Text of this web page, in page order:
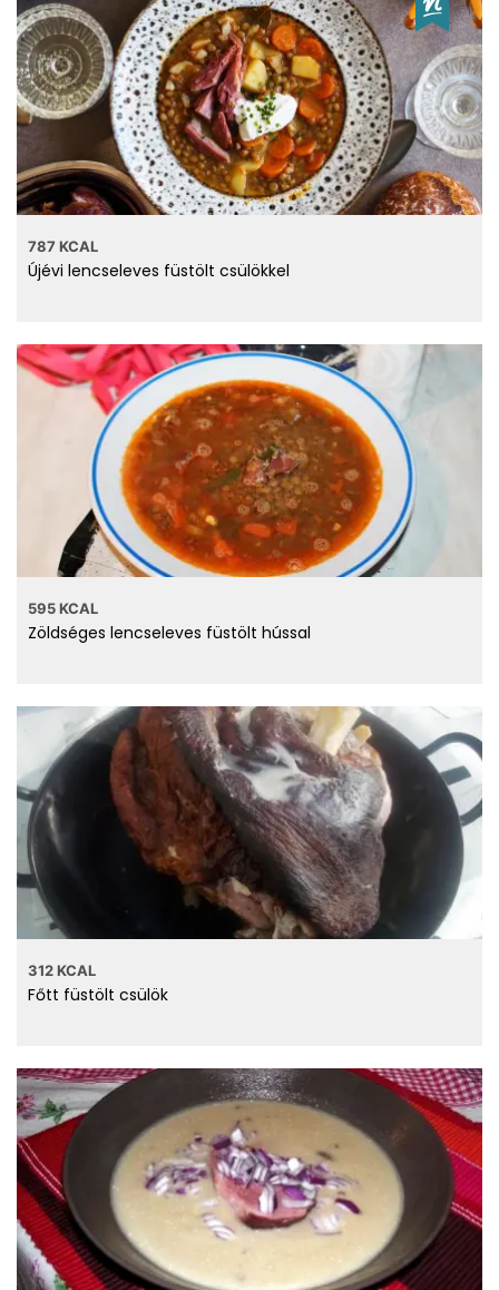
787 KCAL
Újévi lencseleves füstölt csülökkel
595 KCAL
Zöldséges lencseleves füstölt hússal
312 KCAL
Főtt füstölt csülök